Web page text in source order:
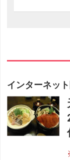
インターネッ